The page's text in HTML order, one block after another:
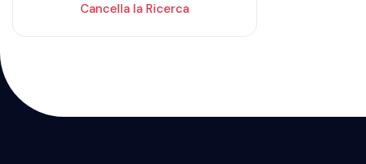
Cancella la Ricerca